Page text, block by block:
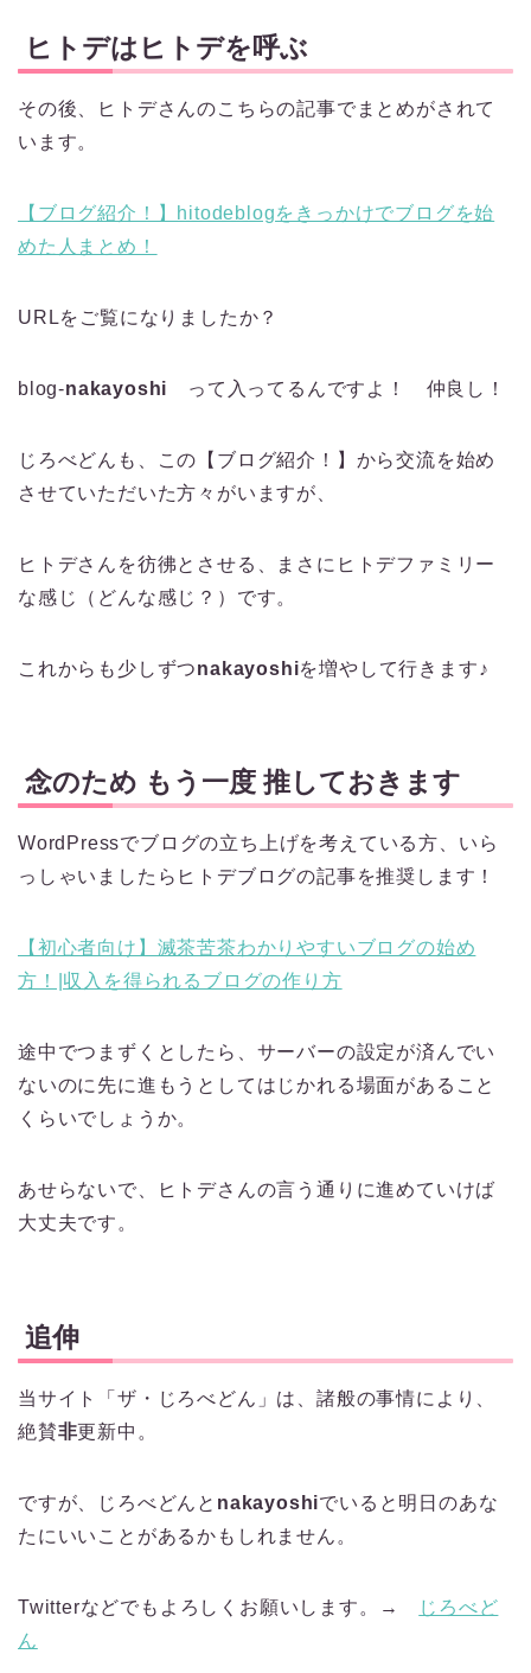
ヒトデはヒトデを呼ぶ
その後、ヒトデさんのこちらの記事でまとめがされて
います。
【ブログ紹介！】hitodeblogをきっかけでブログを始
めた人まとめ！
URLをご覧になりましたか？
blog-nakayoshi って入ってるんですよ！ 仲良し！
じろべどんも、この【ブログ紹介！】から交流を始め
させていただいた方々がいますが、
ヒトデさんを彷彿とさせる、まさにヒトデファミリー
な感じ（どんな感じ？）です。
これからも少しずつnakayoshiを増やして行きます♪
念のため もう一度 推しておきます
WordPressでブログの立ち上げを考えている方、いら
っしゃいましたらヒトデブログの記事を推奨します！
【初心者向け】滅茶苦茶わかりやすいブログの始め
方！|収入を得られるブログの作り方
途中でつまずくとしたら、サーバーの設定が済んでい
ないのに先に進もうとしてはじかれる場面があること
くらいでしょうか。
あせらないで、ヒトデさんの言う通りに進めていけば
大丈夫です。
追伸
当サイト「ザ・じろべどん」は、諸般の事情により、
絶賛非更新中。
ですが、じろべどんと nakayoshiでいると明日のあな
たにいいことがあるかもしれません。
Twitterなどでもよろしくお願いします。→
じろべど
ん